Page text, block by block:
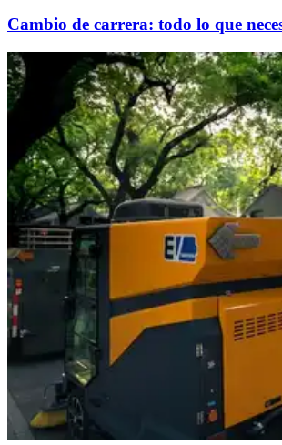
Cambio de carrera: todo lo que